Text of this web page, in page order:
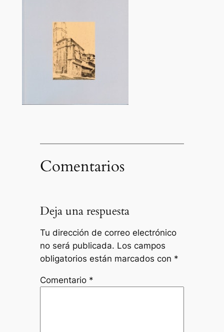
Comentarios
Deja una respuesta
Tu dirección de correo electrónico
no será publicada. Los campos
obligatorios están marcados con *
Comentario *